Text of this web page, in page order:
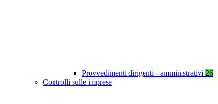
Provvedimenti dirigenti - amministrativi 26
Controlli sulle imprese